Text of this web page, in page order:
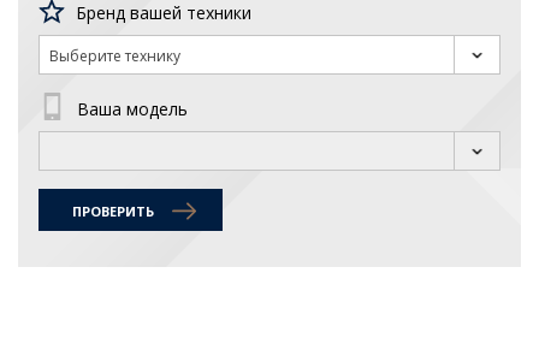
Бренд вашей техники
Выберите технику
Ваша модель
ПРОВЕРИТЬ